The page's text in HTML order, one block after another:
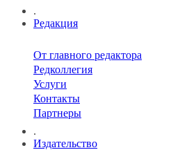
.
Редакция
От главного редактора
Редколлегия
Услуги
Контакты
Партнеры
.
Издательство